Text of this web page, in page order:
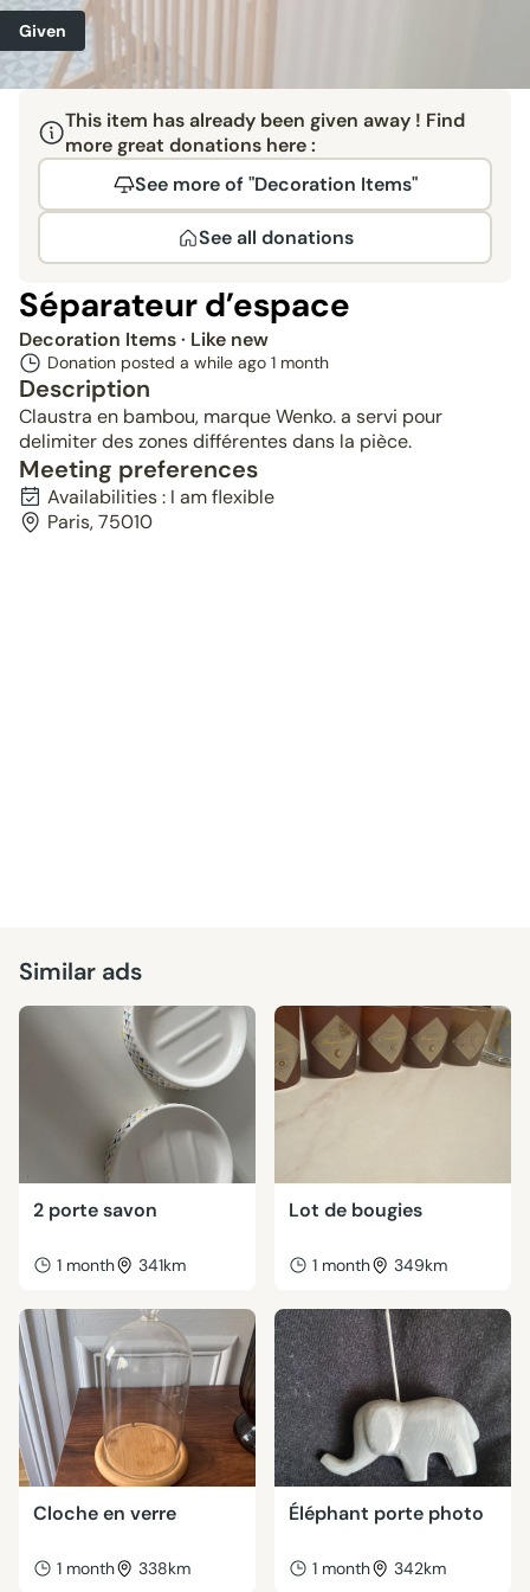
Given
This item has already been given away ! Find
more great donations here :
See more of "Decoration Items"
See all donations
Séparateur d’espace
Decoration Items· Like new
Donation posted a while ago 1 month
Description
Claustra en bambou, marque Wenko. a servi pour
delimiter des zones différentes dans la pièce.
Meeting preferences
Availabilities : I am flexible
Paris, 75010
Similar ads
2 porte savon
1 month 341km
Lot de bougies
1 month 349km
Cloche en verre
1 month 338km
Éléphant porte photo
1 month 342km